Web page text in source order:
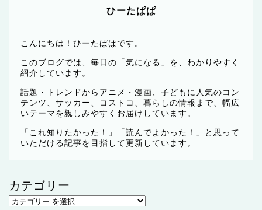
ひーたぱぱ
こんにちは！ひーたぱぱです。
このブログでは、毎日の「気になる」を、わかりやすく
紹介しています。
話題・トレンドからアニメ・漫画、子どもに人気のコン
テンツ、サッカー、コストコ、暮らしの情報まで、幅広
いテーマを親しみやすくお届けしています。
「これ知りたかった！」「読んでよかった！」と思って
いただける記事を目指して更新しています。
カテゴリー